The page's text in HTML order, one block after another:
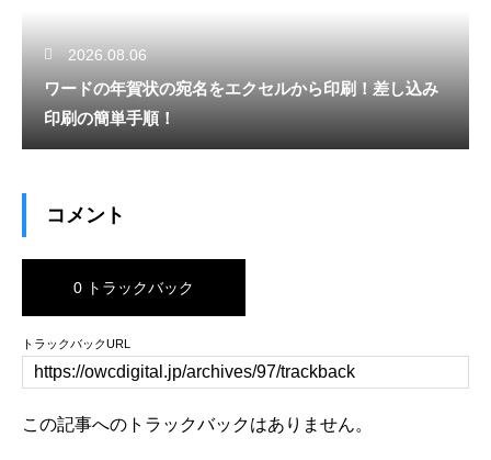
2026.08.06
ワードの年賀状の宛名をエクセルから印刷！差し込み
印刷の簡単手順！
コメント
0 トラックバック
トラックバックURL
この記事へのトラックバックはありません。